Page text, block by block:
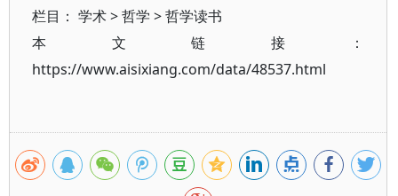
栏目： 学术>哲学 >哲学读书
本文链接：
https://www.aisixiang.com/data/48537.html